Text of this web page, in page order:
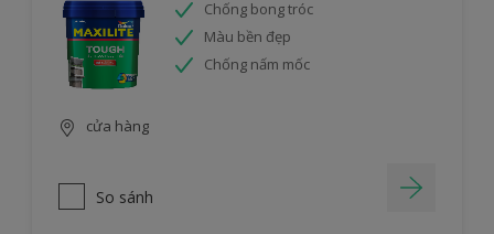
Chống bong tróc
Màu bền đẹp
Chống nấm mốc
cửa hàng
So sánh